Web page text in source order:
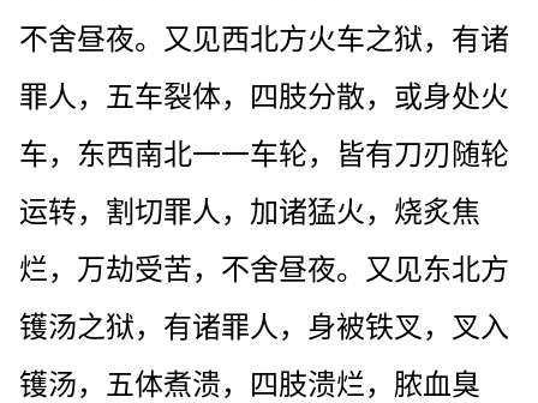
不舍昼夜。又见西北方火车之狱，有诸
罪人，五车裂体，四肢分散，或身处火
车，东西南北一一车轮，皆有刀刃随轮
运转，割切罪人，加诸猛火，烧炙焦
烂，万劫受苦，不舍昼夜。又见东北方
镬汤之狱，有诸罪人，身被铁叉，叉入
镬汤，五体煮溃，四肢溃烂，脓血臭